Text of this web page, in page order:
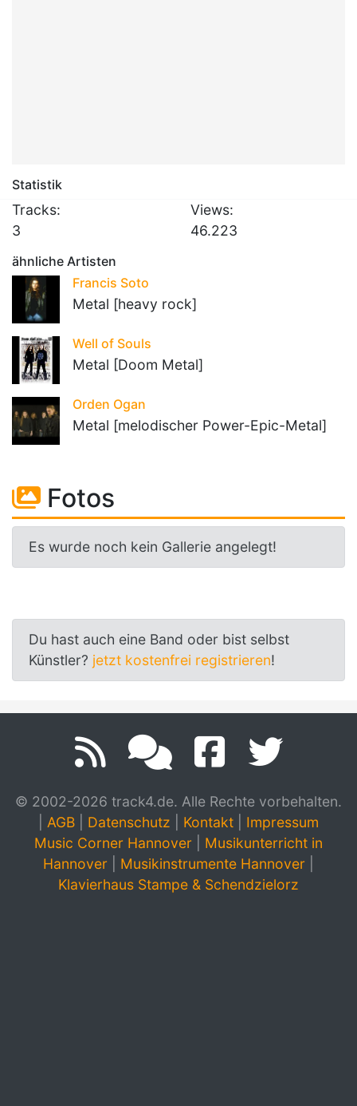
Statistik
Tracks:
3
Views:
46.223
ähnliche Artisten
Francis Soto
Metal [heavy rock]
Well of Souls
Metal [Doom Metal]
Orden Ogan
Metal [melodischer Power-Epic-Metal]
Fotos
Es wurde noch kein Gallerie angelegt!
Du hast auch eine Band oder bist selbst
Künstler? jetzt kostenfrei registrieren!
© 2002-2026 track4.de. Alle Rechte vorbehalten.
AGB Datenschutz Kontakt
Impressum
Music Corner Hannover
Musikunterricht in
Hannover
Musikinstrumente Hannover
Klavierhaus Stampe & Schendzielorz